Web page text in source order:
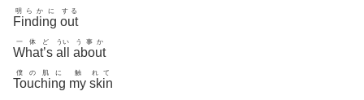
Finding
明らかに
out
する
What’s
一体ど
all
うい
about
う事か
Touching
僕の肌に
my
触
skin
れて